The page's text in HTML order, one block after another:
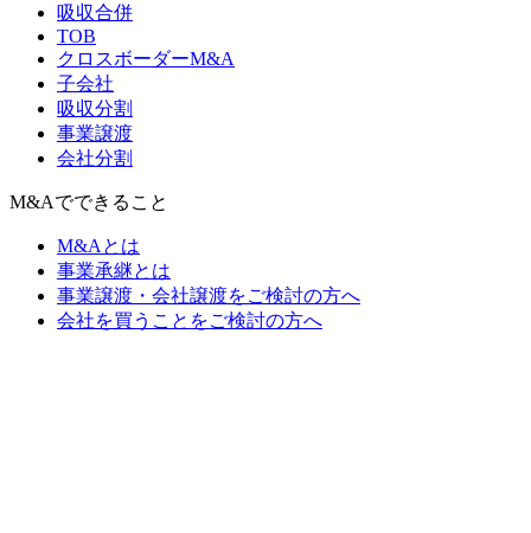
吸収合併
TOB
クロスボーダーM&A
子会社
吸収分割
事業譲渡
会社分割
M&Aでできること
M&Aとは
事業承継とは
事業譲渡・会社譲渡をご検討の方へ
会社を買うことをご検討の方へ